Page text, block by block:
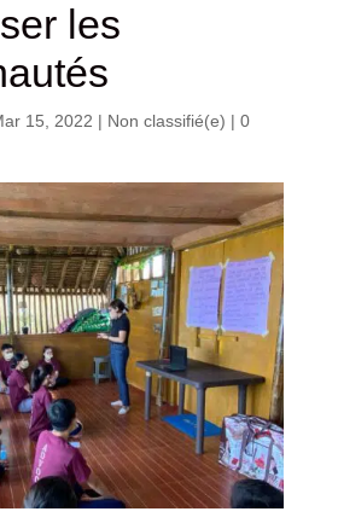
les
15, 2022 | Non classifié(e) | 0